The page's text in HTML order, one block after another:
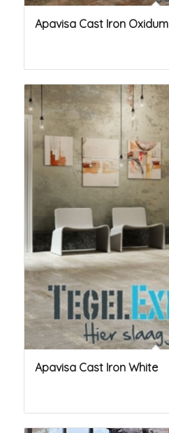
Apavisa Cast Iron Oxidum
Apavisa Cast Iron White